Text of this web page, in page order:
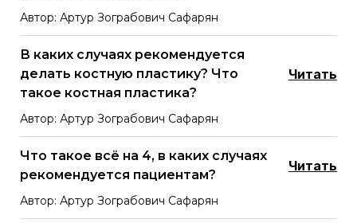
Автор: Артур Зограбович Сафарян
В каких случаях рекомендуется
делать костную пластику? Что
такое костная пластика?
Читать
Автор: Артур Зограбович Сафарян
Что такое всё на 4, в каких случаях
рекомендуется пациентам?
Читать
Автор: Артур Зограбович Сафарян